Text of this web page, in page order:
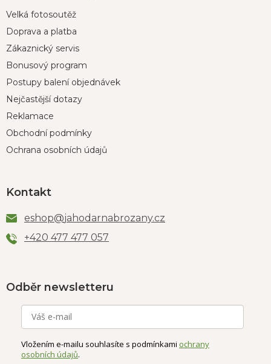
Velká fotosoutěž
Doprava a platba
Zákaznický servis
Bonusový program
Postupy balení objednávek
Nejčastější dotazy
Reklamace
Obchodní podmínky
Ochrana osobních údajů
Kontakt
eshop@jahodarnabrozany.cz
+420 477 477 057
Odběr newsletteru
Vložením e-mailu souhlasíte s podmínkami ochrany
osobních údajů.